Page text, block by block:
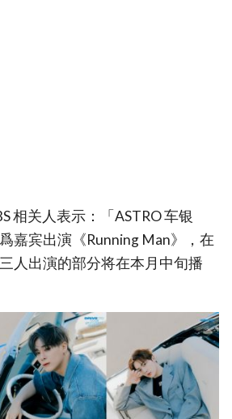
相关人表示：「ASTRO 车银
嘉宾出演《Running Man》，在
人出演的部分将在本月中旬播